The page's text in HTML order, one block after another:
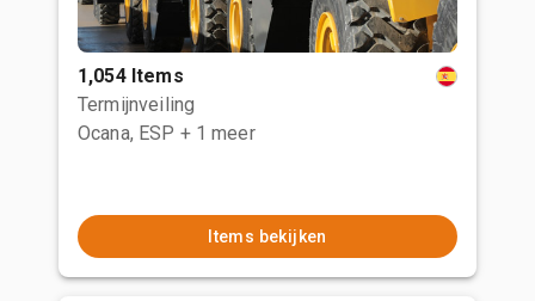
1,054 Items
Termijnveiling
Ocana, ESP + 1 meer
Items bekijken